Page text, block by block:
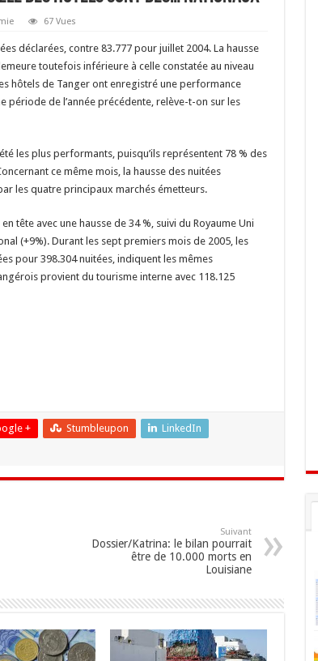
67 Vues
déclarées, contre 83.777 pour juillet 2004. La hausse
toutefois inférieure à celle constatée au niveau
hôtels de Tanger ont enregistré une performance
période de l’année précédente, relève-t-on sur les
les plus performants, puisqu’ils représentent 78 % des
ce même mois, la hausse des nuitées
les quatre principaux marchés émetteurs.
tête avec une hausse de 34 %, suivi du Royaume Uni
(+9%). Durant les sept premiers mois de 2005, les
pour 398.304 nuitées, indiquent les mêmes
provient du tourisme interne avec 118.125
+ Stumbleupon
LinkedIn
Suivant
Dossier/Katrina: le bilan pourrait
être de 10.000 morts en
Louisiane